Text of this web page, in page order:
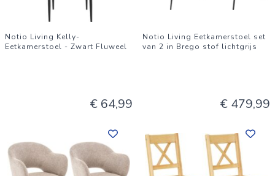
Notio Living Kelly-
Eetkamerstoel - Zwart Fluweel
€ 64,99
Notio Living Eetkamerstoel set
van 2 in Brego stof lichtgrijs
€ 479,99